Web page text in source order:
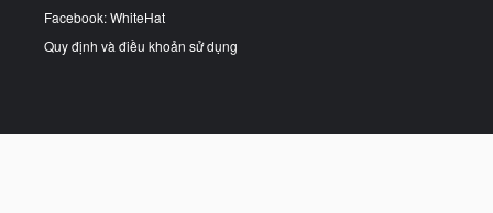
Facebook: WhiteHat
Quy định và điều khoản sử dụng